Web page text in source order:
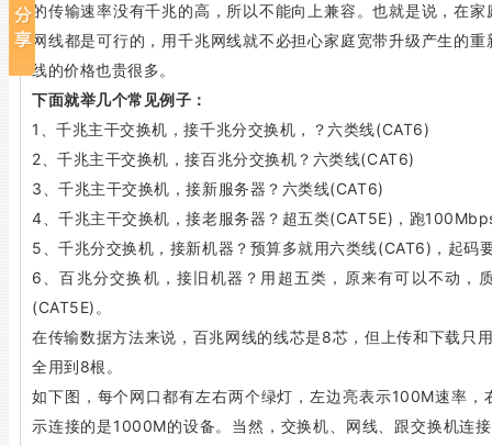
的传输速率没有千兆的高，所以不能向上兼容。也就是说，在
网线都是可行的，用千兆网线就不必担心家庭宽带升级产生的
线的价格也贵很多。
下面就举几个常见例子：
1、千兆主干交换机，接千兆分交换机，？六类线(CAT6)
2、千兆主干交换机，接百兆分交换机？六类线(CAT6)
3、千兆主干交换机，接新服务器？六类线(CAT6)
4、千兆主干交换机，接老服务器？超五类(CAT5E)，跑
5、千兆分交换机，接新机器？预算多就用六类线(CAT6)，起码
6、百兆分交换机，接旧机器？用超五类，原来有可以不动，
(CAT5E)。
在传输数据方法来说，百兆网线的线芯是8芯，但上传和下载只
全用到8根。
如下图，每个网口都有左右两个绿灯，左边亮表示100M速率
示连接的是1000M的设备。当然，交换机、网线、跟交换机连